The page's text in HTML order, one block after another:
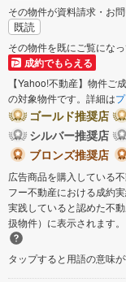
その物件が資料請求・お
既読
その物件を既にご覧にな
成約でもらえる
【Yahoo!不動産】物件ご
の対象物件です。詳細は
ゴールド推奨店
シルバー推奨店
ブロンズ推奨店
広告商品を購入している
フー不動産における成約
実践していると認めた不
扱物件）に表示されます。
タップすると用語の意味